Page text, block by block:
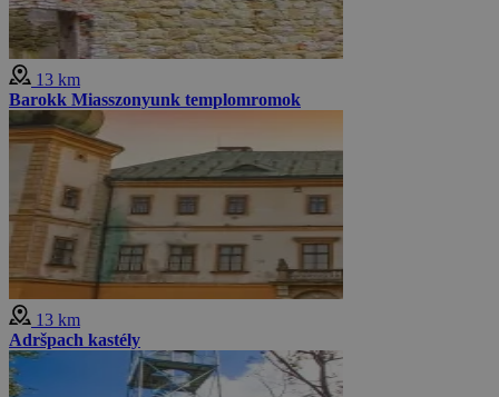
13 km
Barokk Miasszonyunk templomromok
13 km
Adršpach kastély